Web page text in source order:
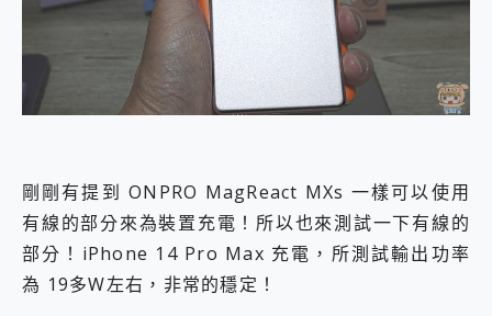
剛剛有提到 ONPRO MagReact MXs 一樣可以使用
有線的部分來為裝置充電！所以也來測試一下有線的
部分！iPhone 14 Pro Max 充電，所測試輸出功率
為 19多W左右，非常的穩定！